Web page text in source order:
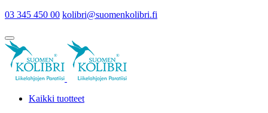
03 345 450 00 kolibri@suomenkolibri.fi
Kaikki tuotteet